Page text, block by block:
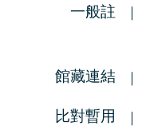
一般註
館藏連結
比對暫用